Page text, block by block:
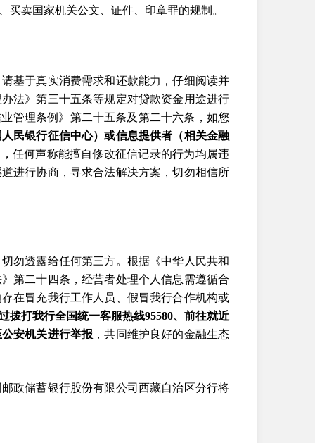
卖国家机关公文、证件、印章罪的规制。
基于真实消费需求和还款能力，仔细阅读并
法》第三十五条等规定对贷款资金用途进行
管理条例》第二十五条及第二十六条，如您
民银行征信中心）或信息提供者（相关金融
任何声称能擅自修改征信记录的行为均属违
进行协商，寻求合法解决方案，切勿相信所
勿透露给任何第三方。根据《中华人民共和
第二十四条，经营者处理个人信息需遵循合
在冒充我行工作人员、假冒我行合作机构或
拨打我行全国统一客服热线95580、前往就近
安机关进行举报 ，共同维护良好的金融生态
政储蓄银行股份有限公司西藏自治区分行将